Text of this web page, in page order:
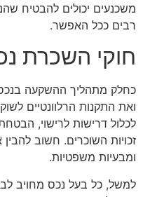
משכנעים יכולים להבטיח
רבים ככל האפשר.
חוקי השכרת
כחלק מתהליך ההשקעה
ואת התקנות הרלוונטיים
לכלול דרישות לרישוי,
זכויות השוכרים. חשוב
ומבעיות משפטיות.
למשל, כל בעל נכס מחויב